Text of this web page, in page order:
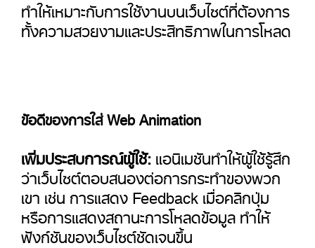
ทำให้เหมาะกับการใช้งานบนเว็บไซต์ที่ต้องการ
ทั้งความสวยงามและประสิทธิภาพในการโหลด
ข้อดีของการใส่ Web Animation
เพิ่มประสบการณ์ผู้ใช้:แอนิเมชันทำให้ผู้ใช้รู้สึก
ว่าเว็บไซต์ตอบสนองต่อการกระทำของพวก
เขา เช่น การแสดง Feedback เมื่อคลิกปุ่ม
หรือการแสดงสถานะการโหลดข้อมูล ทำให้
ฟังก์ชันของเว็บไซต์ชัดเจนขึ้น